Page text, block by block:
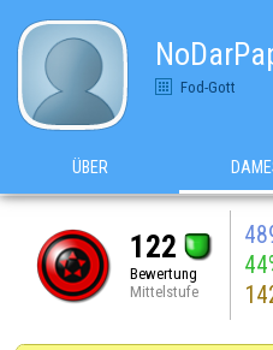
Fod-Gott
ÜBER
122
Bewertung
Mittelstufe